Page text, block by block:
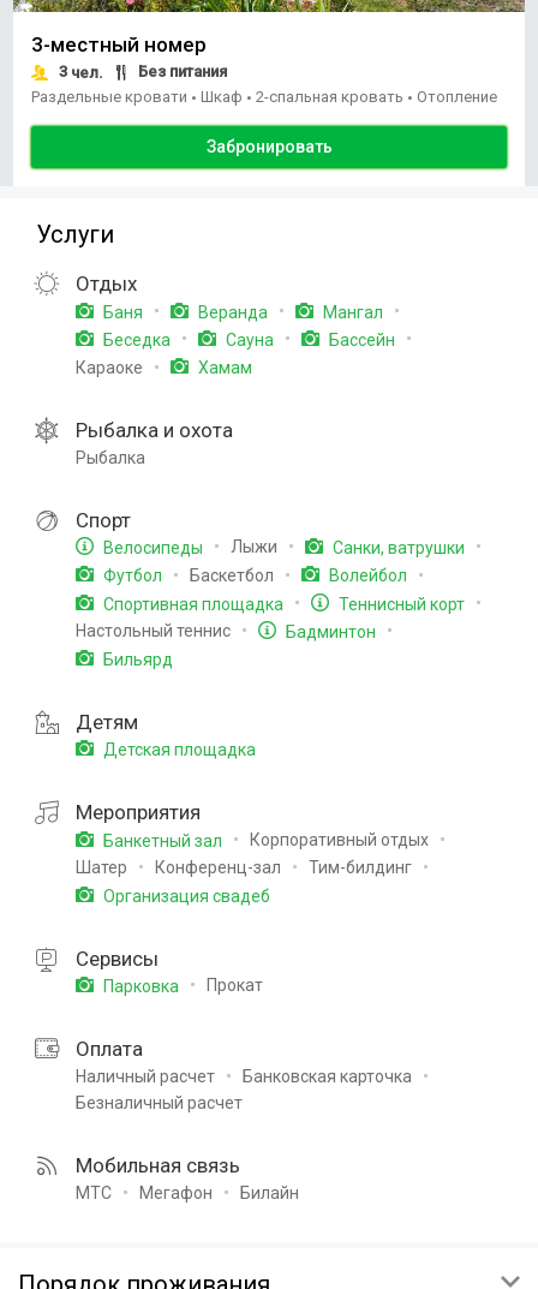
3-местный номер
3 чел.
Без питания
Раздельные кровати • Шкаф • 2-спальная кровать • Отопление
Забронировать
Услуги
Отдых
Баня Веранда
Мангал
Беседка
Сауна
Бассейн
Караоке
Хамам
Рыбалка и охота
Рыбалка
Спорт
Велосипеды Лыжи
Санки, ватрушки
Футбол
Баскетбол
Волейбол
Спортивная площадка
Теннисный корт
Настольный теннис
Бадминтон
Бильярд
Детям
Детская площадка
Мероприятия
Банкетный зал
Корпоративный отдых
Шатер
Конференц-зал
Тим-билдинг
Организация свадеб
Сервисы
Парковка Прокат
Оплата
Наличный расчет
Банковская карточка
Безналичный расчет
Мобильная связь
МТС Мегафон Билайн